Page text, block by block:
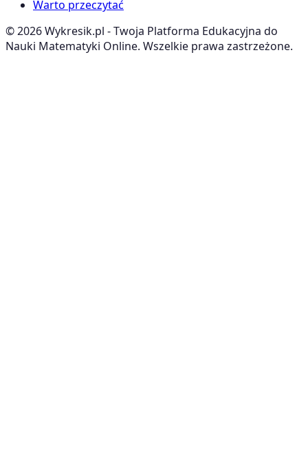
Warto przeczytać
©2026Wykresik.pl - Twoja Platforma Edukacyjna do
Nauki Matematyki Online. Wszelkie prawa zastrzeżone.